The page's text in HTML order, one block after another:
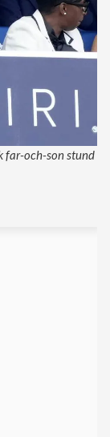
far-och-son stund